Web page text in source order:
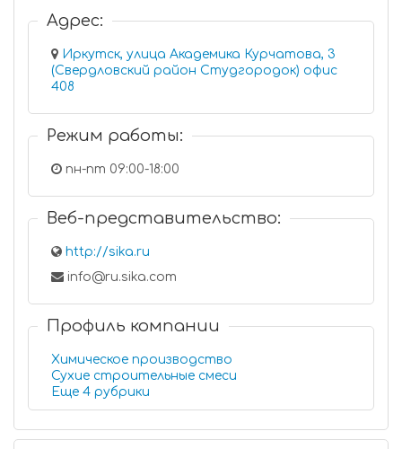
Адрес:
Иркутск, улица Академика Курчатова, 3
(Свердловский район Студгородок) офис
408
Режим работы:
пн-пт 09:00-18:00
Веб-представительство:
http://sika.ru
info@ru.sika.com
Профиль компании
Химическое производство
Сухие строительные смеси
Еще 4 рубрики